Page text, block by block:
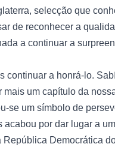
selecção que
de reconhecer a
a continuar a
continuar a honrá-lo.
um capítulo da
se um símbolo de
por dar lugar a
Democrática